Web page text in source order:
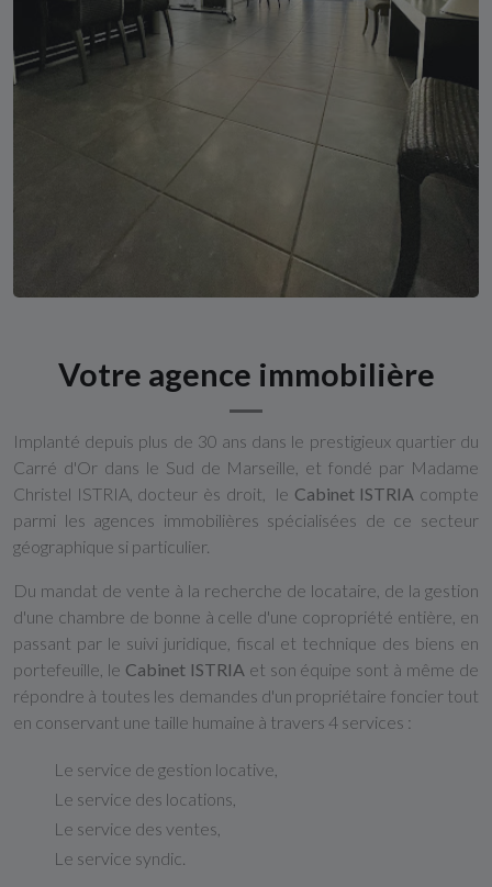
Votre agence immobilière
Implanté depuis plus de 30 ans dans le prestigieux quartier du
Carré d'Or dans le Sud de Marseille, et fondé par Madame
Christel ISTRIA, docteur ès droit, le Cabinet ISTRIA compte
parmi les agences immobilières spécialisées de ce secteur
géographique si particulier.
Du mandat de vente à la recherche de locataire, de la gestion
d'une chambre de bonne à celle d'une copropriété entière, en
passant par le suivi juridique, fiscal et technique des biens en
portefeuille, le Cabinet ISTRIA et son équipe sont à même de
répondre à toutes les demandes d'un propriétaire foncier tout
en conservant une taille humaine à travers 4 services :
Le service de gestion locative,
Le service des locations,
Le service des ventes,
Le service syndic.